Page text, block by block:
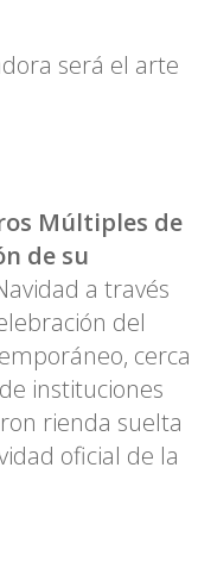
será el arte
Múltiples de
de su
a través
del
cerca
instituciones
rienda suelta
oficial de la